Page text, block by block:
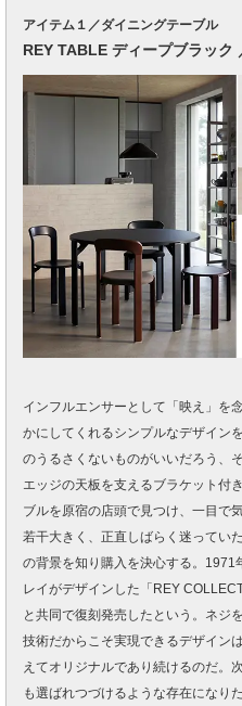
アイテム１／ダイニングテーブル
REY TABLE ディープブラック
インフルエンサーとして「映え」を
かにしてくれるシンプルなデザイン
のうるさくないものがいいだろう、
エッジの天板を支えるブラケット付
ブルを原宿の店頭で見つけ、一目で
若干大きく、正直しばらく迷ってい
の背景を知り購入を決心する。1971
レイがデザインした「REY
と共同で復刻発売したという。ネジ
技術だからこそ実現できるデザイン
えてオリジナルであり続けるのだ。
も選ばれつづけるような存在になり